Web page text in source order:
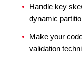
Handle key
dynamic
Make your
validation